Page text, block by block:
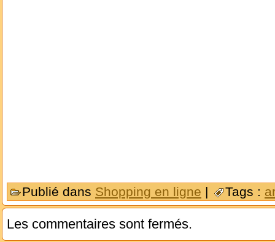
Publié dans Shopping en ligne | Tags :
Les commentaires sont fermés.